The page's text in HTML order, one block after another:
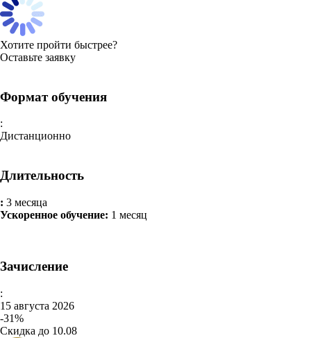
Хотите пройти быстрее?
Оставьте заявку
Формат обучения
:
Дистанционно
Длительность
: 3 месяца
Ускоренное обучение: 1 месяц
Зачисление
:
15 августа 2026
-31%
Скидка до 10.08